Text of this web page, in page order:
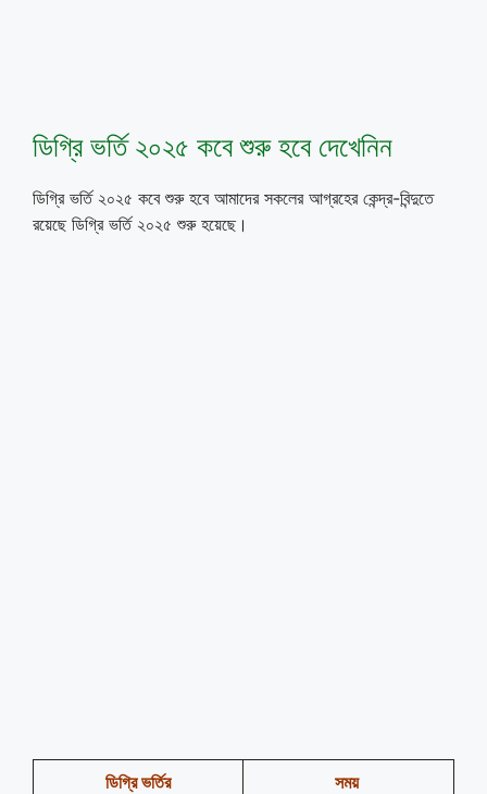
ডিগ্রি ভর্তি ২০২৫ কবে শুরু হবে দেখেনিন
ডিগ্রি ভর্তি ২০২৫ কবে শুরু হবে আমাদের সকলের আগ্রহের কেন্দ্র-বিন্দুতে
রয়েছে ডিগ্রি ভর্তি ২০২৫ শুরু হয়েছে।
ডিগ্রি ভর্তির সময়